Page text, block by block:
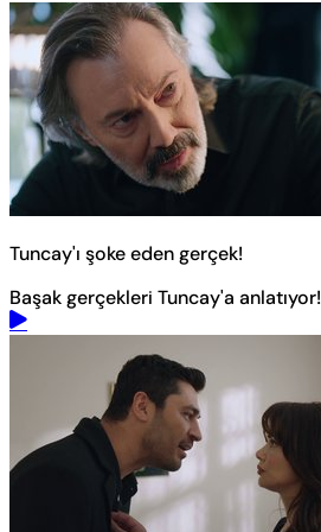
Tuncay'ı şoke eden gerçek!
Başak gerçekleri Tuncay'a anlatıyor!